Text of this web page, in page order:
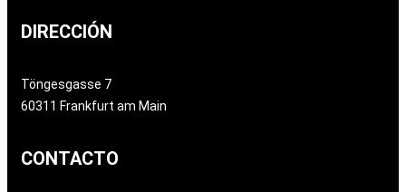
DIRECCIÓN
Töngesgasse 7
60311 Frankfurt am Main
CONTACTO